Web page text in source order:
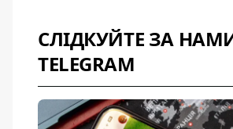
СЛІДКУЙТЕ ЗА
TELEGRAM